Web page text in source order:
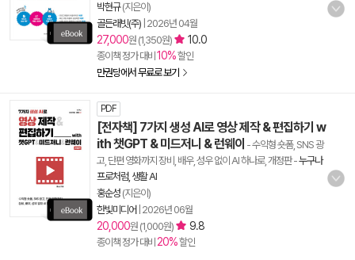
박현규(지은이)
골든래빗(주) 2026년 04월
27,000원 (1,350원) 10.0
종이책 정가 대비 10%할인
만권당에서 무료로 보기
PDF
[전자책] 7가지 생성 AI로 영상 제작 & 편집하기 w
ith 챗GPT & 미드저니 & 런웨이 - 수익형 숏폼, SNS 광
고, 단편 영화까지 장비, 배우, 성우 없이 AI 하나로, 개정판-누구나
프로처럼, 생활 AI
홍순성 (지은이)
한빛미디어 2026년 06월
20,000원 (1,000원) 9.8
종이책 정가 대비 20%할인